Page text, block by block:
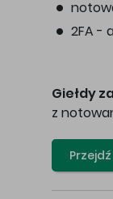
2FA -
Giełdy
z